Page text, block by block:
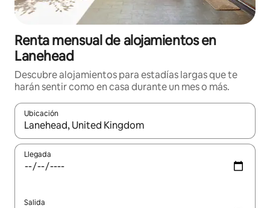
Renta mensual de alojamientos en
Lanehead
Descubre alojamientos para estadías largas que te
harán sentir como en casa durante un mes o más.
Ubicación
Cuando los resultados estén disponibles, navega con las
Llegada
Salida